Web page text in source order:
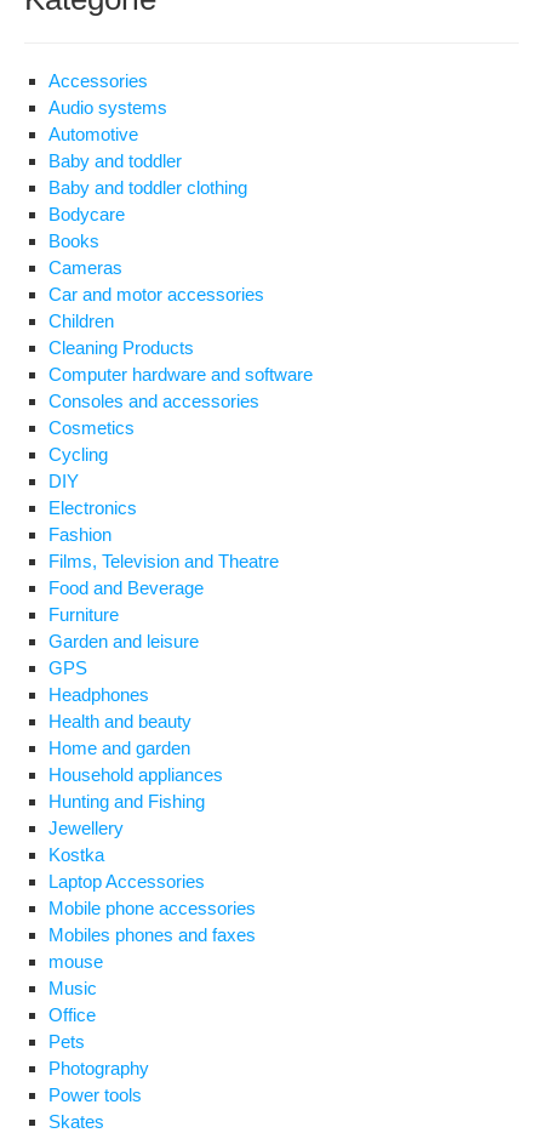
Accessories
Audio systems
Automotive
Baby and toddler
Baby and toddler clothing
Bodycare
Books
Cameras
Car and motor accessories
Children
Cleaning Products
Computer hardware and software
Consoles and accessories
Cosmetics
Cycling
DIY
Electronics
Fashion
Films, Television and Theatre
Food and Beverage
Furniture
Garden and leisure
GPS
Headphones
Health and beauty
Home and garden
Household appliances
Hunting and Fishing
Jewellery
Kostka
Laptop Accessories
Mobile phone accessories
Mobiles phones and faxes
mouse
Music
Office
Pets
Photography
Power tools
Skates